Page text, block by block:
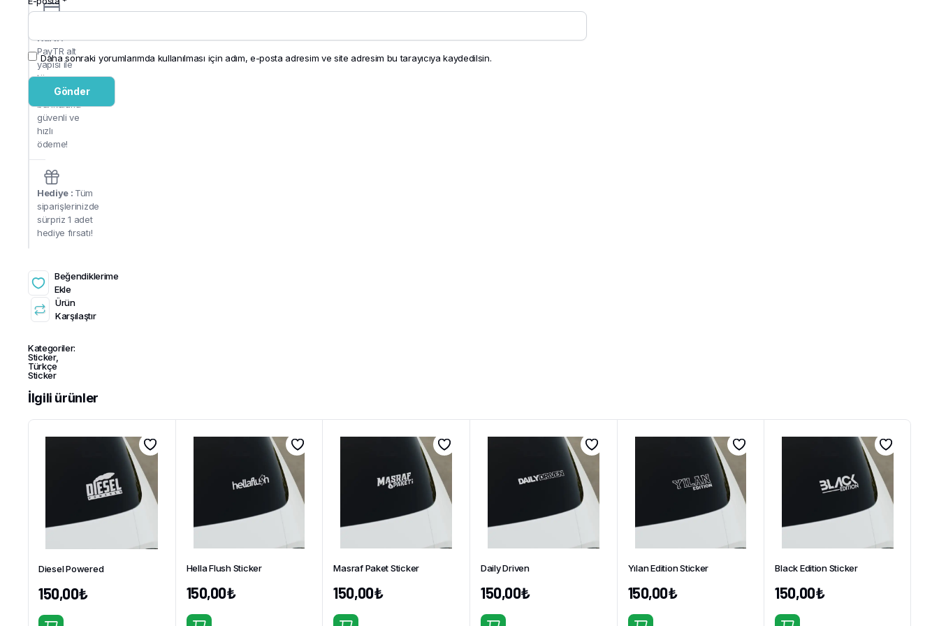
Kartı :
PayTR alt
yapısı ile
tüm
anlaşmalı
bankalarla
güvenli ve
hızlı
ödeme!
Hediye : Tüm
siparişlerinizde
sürpriz 1 adet
hediye fırsatı!
Beğendiklerime
Ekle
Ürün
Karşılaştır
Kategoriler:
Sticker,
Türkçe
Sticker
Daha sonraki yorumlarımda kullanılması için adım, e-posta adresim ve site adresim bu tarayıcıya kaydedilsin.
İlgili ürünler
Diesel Powered
150,00₺
Hella Flush Sticker
150,00₺
Masraf Paket Sticker
150,00₺
Daily Driven
150,00₺
Yılan Edition Sticker
150,00₺
Black Edition Sticker
150,00₺